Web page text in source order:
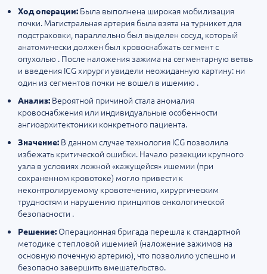
Ход операции: Была выполнена широкая мобилизация
почки. Магистральная артерия была взята на турникет для
подстраховки, параллельно был выделен сосуд, который
анатомически должен был кровоснабжать сегмент с
опухолью . После наложения зажима на сегментарную ветвь
и введения ICG хирурги увидели неожиданную картину: ни
один из сегментов почки не вошел в ишемию .
Анализ: Вероятной причиной стала аномалия
кровоснабжения или индивидуальные особенности
ангиоархитектоники конкретного пациента.
Значение: В данном случае технология ICG позволила
избежать критической ошибки. Начало резекции крупного
узла в условиях ложной «кажущейся» ишемии (при
сохраненном кровотоке) могло привести к
неконтролируемому кровотечению, хирургическим
трудностям и нарушению принципов онкологической
безопасности .
Решение: Операционная бригада перешла к стандартной
методике с тепловой ишемией (наложение зажимов на
основную почечную артерию), что позволило успешно и
безопасно завершить вмешательство.